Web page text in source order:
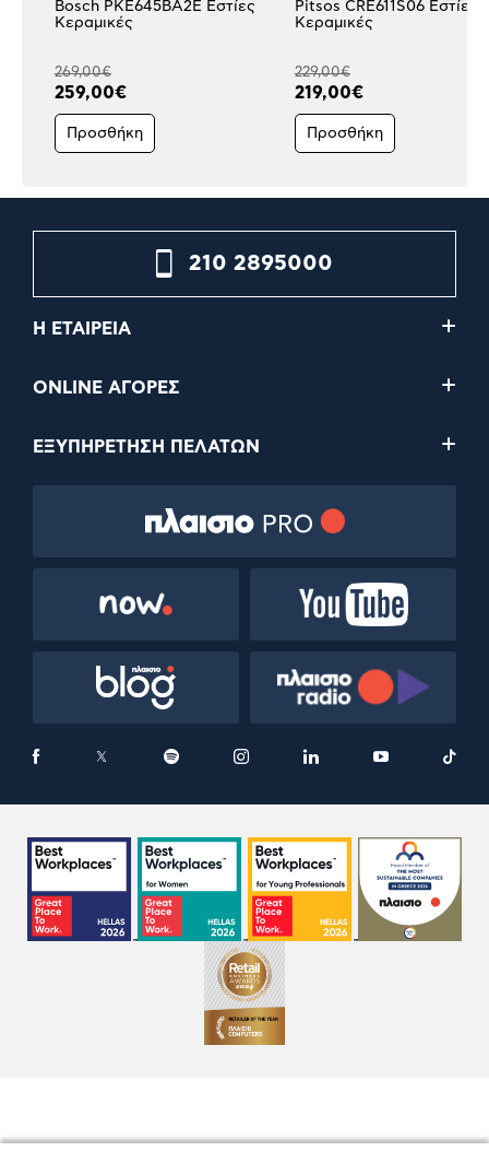
Bosch PKE645BA2E Εστίες
Κεραμικές
269,00€
259,00€
Προσθήκη
Pitsos CRE611S06 Εστίες
Κεραμικές
229,00€
219,00€
Προσθήκη
210 2895000
Η ΕΤΑΙΡΕΙΑ
ONLINE ΑΓΟΡΕΣ
ΕΞΥΠΗΡΕΤΗΣΗ ΠΕΛΑΤΩΝ